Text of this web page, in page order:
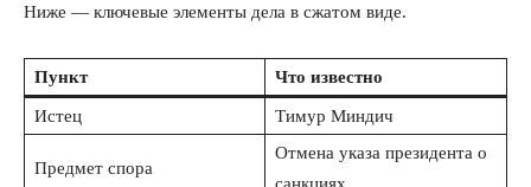
Ниже — ключевые элементы дела в сжатом виде.
Пункт Что известно
Истец Тимур Миндич
Предмет спора
Отмена указа президента о
санкциях